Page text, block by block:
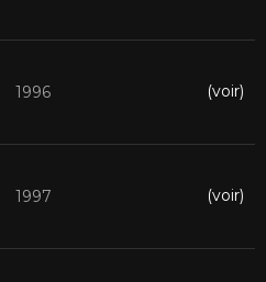
1996 (voir)
1997 (voir)